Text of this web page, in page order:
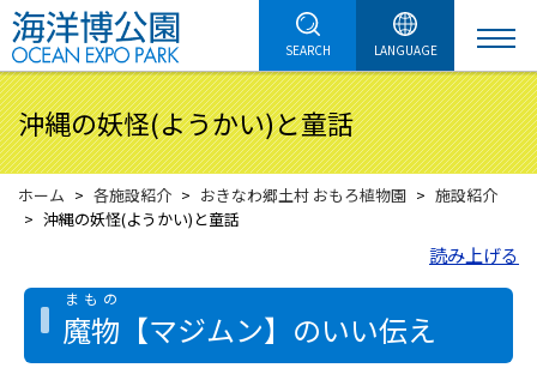
SEARCH LANGUAGE
沖縄の妖怪(ようかい)と童話
ホーム 各施設紹介 おきなわ郷土村 おもろ植物園
施設紹介
沖縄の妖怪(ようかい)と童話
読み上げる
魔物
まもの
【マジムン】のいい伝え